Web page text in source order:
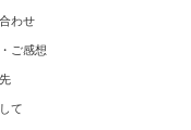
わせ
ご感想
て